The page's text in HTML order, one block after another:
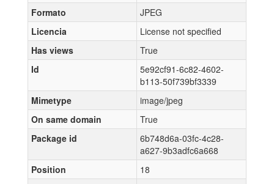
Formato
JPEG
Licencia
License not specified
Has views
True
Id
5e92cf91-6c82-4602-
b113-50f739bf3339
Mimetype
image/jpeg
On same domain
True
Package id
6b748d6a-03fc-4c28-
a627-9b3adfc6a668
Position
18